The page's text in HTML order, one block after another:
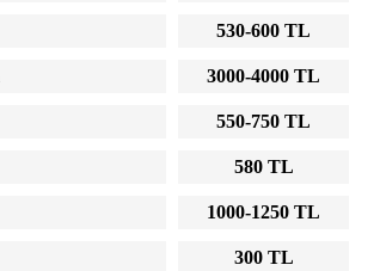
530-600 TL
3000-4000 TL
550-750 TL
580 TL
1000-1250 TL
300 TL